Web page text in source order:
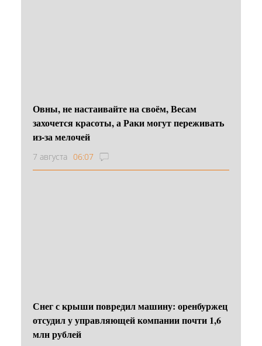
Овны, не настаивайте на своём, Весам
захочется красоты, а Раки могут переживать
из-за мелочей
7 августа 06:07
Снег с крыши повредил машину: оренбуржец
отсудил у управляющей компании почти 1,6
млн рублей